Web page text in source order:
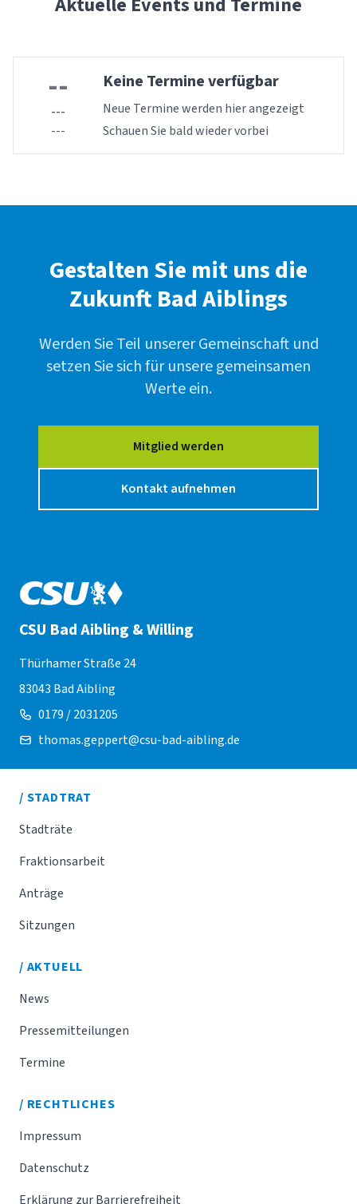
--
---
---
Keine Termine verfügbar
Neue Termine werden hier angezeigt
Schauen Sie bald wieder vorbei
Gestalten Sie mit uns die
Zukunft Bad Aiblings
Werden Sie Teil unserer Gemeinschaft und
setzen Sie sich für unsere gemeinsamen
Werte ein.
Mitglied werden
Kontakt aufnehmen
CSU Bad Aibling & Willing
Thürhamer Straße 24
83043 Bad Aibling
0179 / 2031205
thomas.geppert@csu-bad-aibling.de
/ STADTRAT
Stadträte
Fraktionsarbeit
Anträge
Sitzungen
/ AKTUELL
News
Pressemitteilungen
Termine
/ RECHTLICHES
Impressum
Datenschutz
Erklärung zur Barrierefreiheit